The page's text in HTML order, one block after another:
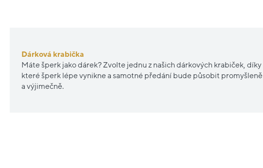
Dárková krabička
Máte šperk jako dárek? Zvolte jednu z našich dárkových krabiček, díky
které šperk lépe vynikne a samotné předání bude působit promyšleně
a výjimečně.